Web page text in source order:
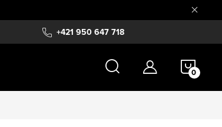
+421 950 647 718